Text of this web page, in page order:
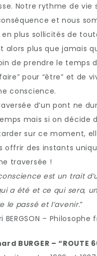
Notre rythme de vie
et nous
en plus sollicités de
alors plus que jamais
de prendre le temps
pour “être” et de
conscience.
d’un pont ne
mais si on décide
sur ce moment,
offrir des instants
traversée !
est un trait
a été et ce qui sera,
le passé et l’avenir.”
BERGSON – Philosophe
BURGER – “ROUTE